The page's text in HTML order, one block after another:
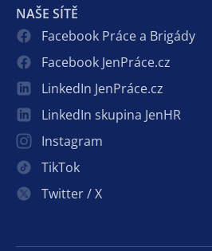
NAŠE SÍTĚ
Facebook Práce a Brigády
Facebook JenPráce.cz
LinkedIn JenPráce.cz
LinkedIn skupina JenHR
Instagram
TikTok
Twitter / X